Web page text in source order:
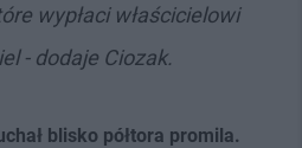
wypłaci właścicielowi
- dodaje Ciozak.
blisko półtora promila.